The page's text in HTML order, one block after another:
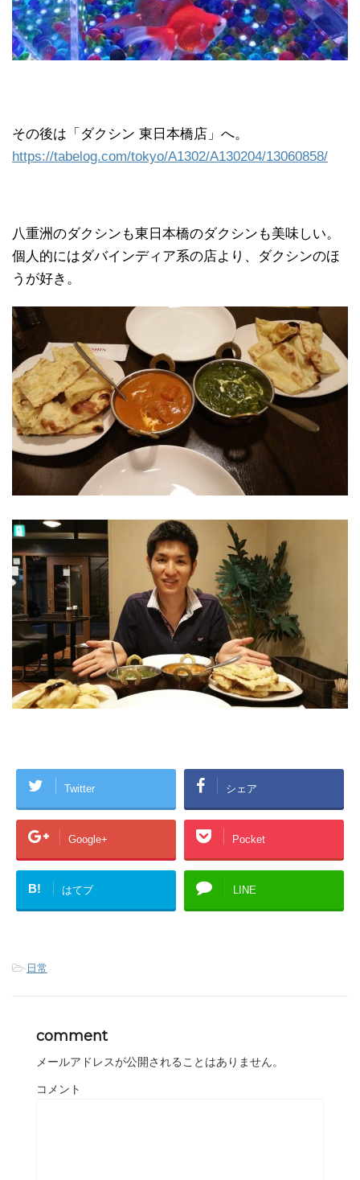
その後は「ダクシン 東日本橋店」へ。
https://tabelog.com/tokyo/A1302/A130204/13060858/
八重洲のダクシンも東日本橋のダクシンも美味しい。
個人的にはダバインディア系の店より、ダクシンのほ
うが好き。
Twitter シェア
Google+ Pocket
B! はてブ LINE
- 日常
comment
メールアドレスが公開されることはありません。
コメント